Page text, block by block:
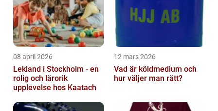
08 april 2026
Lekland i Stockholm - en
rolig och lärorik
upplevelse hos Kaatach
12 mars 2026
Vad är köldmedium och
hur väljer man rätt?